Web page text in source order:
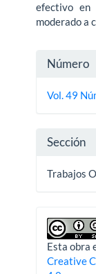
efectivo en
moderado a
del
Número
Vol. 49
Sección
Trabajos
Esta obra
Creative